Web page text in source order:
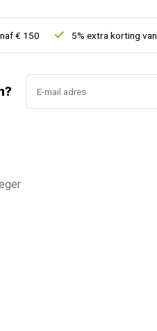
150 5% extra korting vanaf